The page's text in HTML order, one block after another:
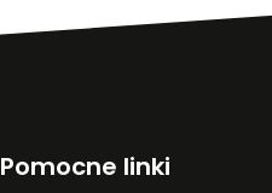
Pomocne linki